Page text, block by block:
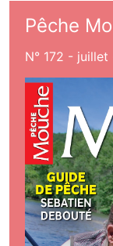
Pêche
N° 172 -